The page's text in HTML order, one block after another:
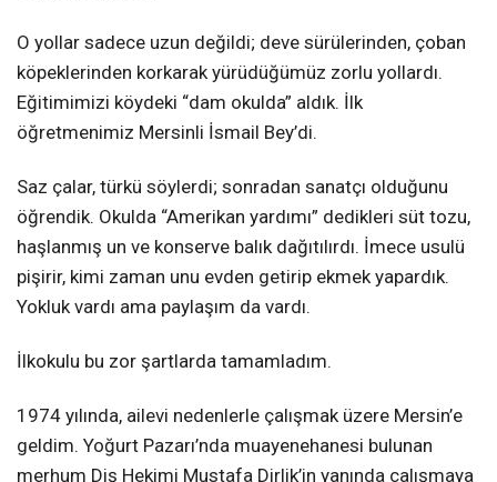
O yollar sadece uzun değildi; deve sürülerinden, çoban
köpeklerinden korkarak yürüdüğümüz zorlu yollardı.
Eğitimimizi köydeki “dam okulda” aldık. İlk
öğretmenimiz Mersinli İsmail Bey’di.
Saz çalar, türkü söylerdi; sonradan sanatçı olduğunu
öğrendik. Okulda “Amerikan yardımı” dedikleri süt tozu,
haşlanmış un ve konserve balık dağıtılırdı. İmece usulü
pişirir, kimi zaman unu evden getirip ekmek yapardık.
Yokluk vardı ama paylaşım da vardı.
İlkokulu bu zor şartlarda tamamladım.
1974 yılında, ailevi nedenlerle çalışmak üzere Mersin’e
geldim. Yoğurt Pazarı’nda muayenehanesi bulunan
merhum Diş Hekimi Mustafa Dirlik’in yanında çalışmaya